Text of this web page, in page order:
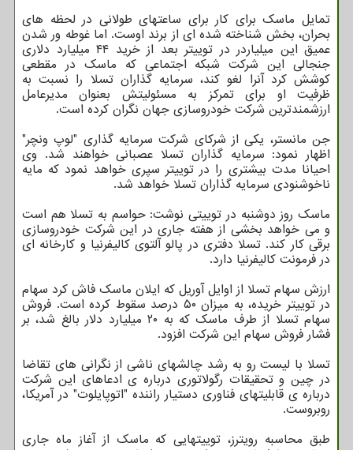
تمایل ماسک برای کار برای ساعتهای طولانی در لحظه های
بحران، بخش شناخته شده ای از برند اوست. اما غوطه ور شدن
عمیق این میلیاردر در توییتر بعد از خرید ۴۴ میلیارد دلاری
جنجالی این شرکت شبکه اجتماعی که ماسک در مقطعی
کوشش کرد آنرا لغو کند، سرمایه گذاران تسلا را نسبت به
ظرفیت او برای تمرکز به مسئولیتش بعنوان مدیرعامل
ارزشمندترین شرکت خودروسازی جهان نگران کرده است.
جن مانستر، یکی از شرکای شرکت سرمایه گذاری "لوپ ونچر"
اظهار نمود: سرمایه گذاران تسلا عصبانی خواهند شد. وی
احیانا مدت بیشتری را در توییتر سپری خواهد نمود که مایه
ناخوشنودی سرمایه گذاران تسلا خواهد شد.
ماسک روز دوشنبه در توییتی نوشت: حواسم به تسلا هم است
و می خواهد بخشی از هفته جاری در این شرکت خودروسازی
برقی کار کند. تسلا دفتری در پالو آلتوی کالیفرنیا و کارخانه ای
در فرمونت کالیفرنیا دارد.
ارزش سهام تسلا از اوایل آوریل که ایلان ماسک فاش کرد سهام
در توییتر خریده، به میزان ۵۰ درصد سقوط کرده است. فروش
سهام تسلا از طرف ماسک که به ۲۰ میلیارد دلار بالغ شد، بر
فشار فروش سهام این شرکت افزود.
تسلا با لیست رو به رشد چالشهای ناشی از نگرانی های تقاضا
در چین و تحقیقات رگولاتوری درباره ی ادعاهای این شرکت
درباره ی قابلیتهای فناوری دستیار راننده "اتوپایلوت" در آمریکا،
روبروست.
طبق محاسبه رویترز، توییتهایی که ماسک از آغاز ماه جاری